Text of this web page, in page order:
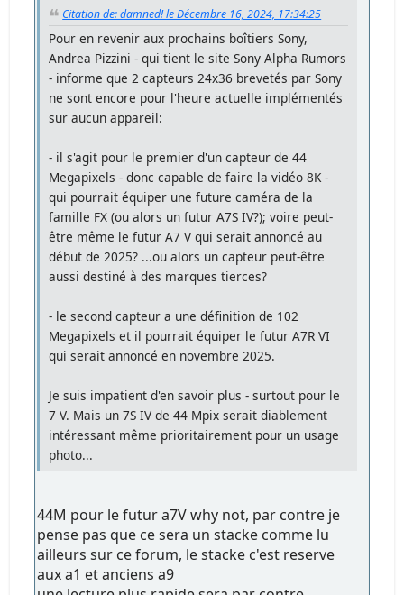
Citation de: damned! le Décembre 16, 2024, 17:34:25
Pour en revenir aux prochains boîtiers Sony,
Andrea Pizzini - qui tient le site Sony Alpha Rumors
- informe que 2 capteurs 24x36 brevetés par Sony
ne sont encore pour l'heure actuelle implémentés
sur aucun appareil:
- il s'agit pour le premier d'un capteur de 44
Megapixels - donc capable de faire la vidéo 8K -
qui pourrait équiper une future caméra de la
famille FX (ou alors un futur A7S IV?); voire peut-
être même le futur A7 V qui serait annoncé au
début de 2025? ...ou alors un capteur peut-être
aussi destiné à des marques tierces?
- le second capteur a une définition de 102
Megapixels et il pourrait équiper le futur A7R VI
qui serait annoncé en novembre 2025.
Je suis impatient d'en savoir plus - surtout pour le
7 V. Mais un 7S IV de 44 Mpix serait diablement
intéressant même prioritairement pour un usage
photo...
44M pour le futur a7V why not, par contre je
pense pas que ce sera un stacke comme lu
ailleurs sur ce forum, le stacke c'est reserve
aux a1 et anciens a9